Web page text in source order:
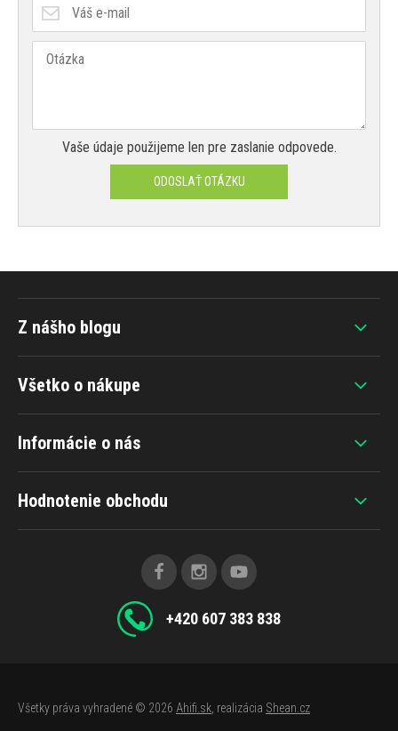
Vaše údaje použijeme len pre zaslanie odpovede.
ODOSLAŤ OTÁZKU
Všetko o nákupe
Informácie o nás
Hodnotenie obchodu
+420 607 383 838
Z nášho blogu
Všetky práva vyhradené © 2026 Ahifi.sk , realizácia Shean.cz